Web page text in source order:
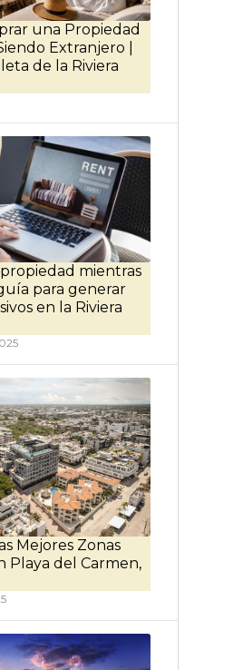
una Propiedad
Extranjero |
de la Riviera
mientras
para generar
en la Riviera
Mejores Zonas
Playa del Carmen,